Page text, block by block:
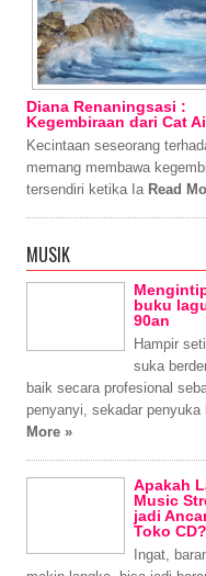
Diana Renaningsasi :
Kegembiraan dari Cat
Kecintaan seseorang
memang membawa
tersendiri ketika Ia Read
MUSIK
buku
90an
Hampir
suka
baik secara profesional
penyanyi, sekadar penyuka
More »
Apakah
Music
jadi
Toko CD?
Ingat,